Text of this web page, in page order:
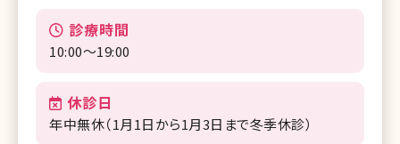
診療時間
10:00～19:00
休診日
年中無休（1月1日から1月3日まで冬季休診）